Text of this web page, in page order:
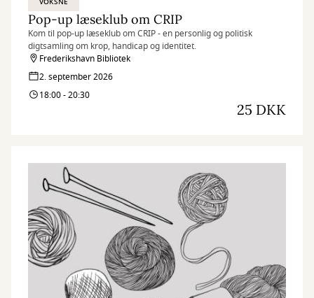
Pop-up læseklub om CRIP
Kom til pop-up læseklub om CRIP - en personlig og politisk
digtsamling om krop, handicap og identitet.
Frederikshavn Bibliotek
2. september 2026
18:00 - 20:30
25 DKK